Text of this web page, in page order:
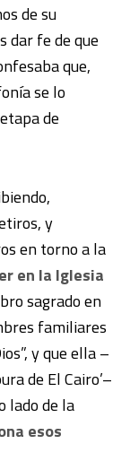
de su
dar fe de que
que,
se lo
de
y
en torno a la
en la Iglesia
sagrado en
familiares
y que ella –
de El Cairo’–
lado de la
esos